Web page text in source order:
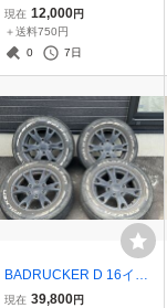
デジタルリバーブ エフェ
クター 動作確認済
現在 12,000円
＋送料750円
0
7日
BADRUCKER D 16イン
チ 6.5J +38 PCD139.7 6
現在 39,800円